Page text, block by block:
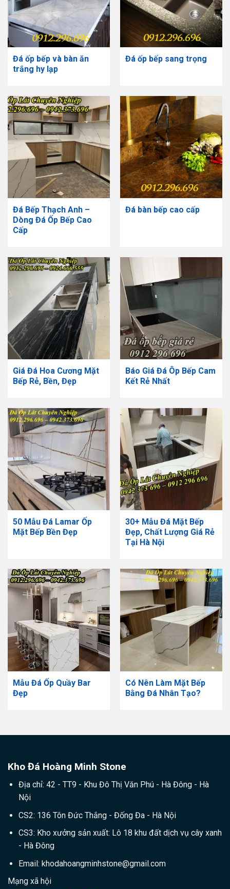
Đá ốp bếp và bàn ăn
trắng hy lạp
Đá ốp bếp sang trọng
Đá Bếp Thạch Anh –
Dòng Đá Ốp Bếp Cao
Cấp
Đá bàn bếp cao cấp
Giá Đá Hoa Cương Mặt
Bếp Rẻ, Bền, Đẹp
Báo Giá Đá Ôp Bếp Cam
Kết Rẻ Nhất
50 Mẫu Đá Lamar Ốp
Mặt Bếp Bền Đẹp
30+ Mẫu Đá Mặt Bếp
Đẹp, Chất Lượng Giá Rẻ
Tại Hà Nội
Mẫu Đá Ốp Quầy Bar
Đẹp
Có Nên Làm Mặt Bếp
Bằng Đá Nhân Tạo?
Kho Đá Hoàng Minh Stone
Địa chỉ: 42 - TT9 - Khu Đô Thị Văn Phú - Hà Đông - Hà
Nội
CS2: 136 Tôn Đức Thắng - Đống Đa - Hà Nội
CS3: Kho xưởng sản xuất: Lô 18 khu đất dịch vụ cây xanh
- Hà Đông
Email: khodahoangminhstone@gmail.com
Mạng xã hội